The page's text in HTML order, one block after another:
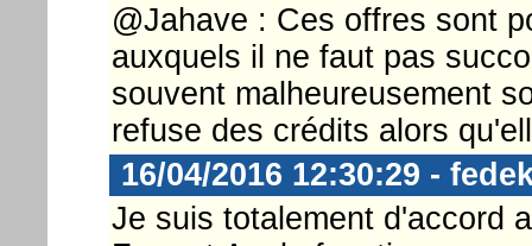
@Jahave : Ces offres sont
auxquels il ne faut pas
souvent malheureusement
refuse des crédits alors
16/04/2016 12:30:29 -
Je suis totalement d'accord